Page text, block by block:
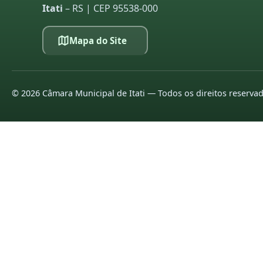
Itati – RS | CEP 95538-000
Mapa do Site
© 2026 Câmara Municipal de Itati — Todos os direitos